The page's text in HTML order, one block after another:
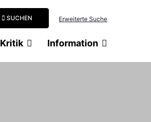
SUCHEN Erweiterte Suche
Kritik Information